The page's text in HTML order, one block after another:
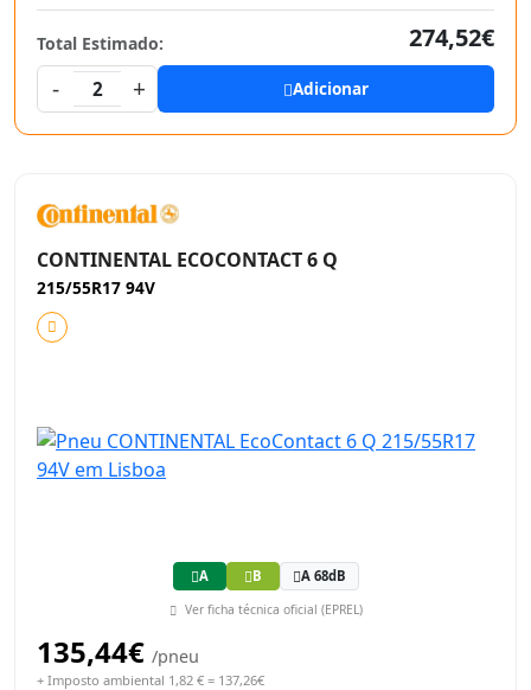
Total Estimado:
274,52€
-
2 + Adicionar
CONTINENTAL ECOCONTACT 6 Q
215/55R17 94V
A B A 68dB
Ver ficha técnica oficial (EPREL)
135,44€ /pneu
+ Imposto ambiental 1,82 € = 137,26€